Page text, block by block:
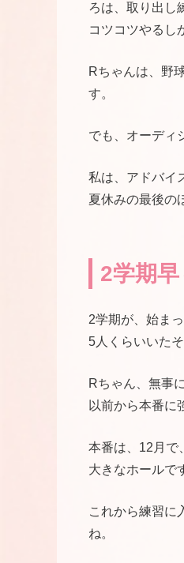
ろは、取り出し
コツコツやるし
Rちゃんは、野
す。
でも、オーディ
私は、アドバイ
夏休みの最後の
2学期
2学期が、始ま
5人くらいいたそ
Rちゃん、無事
以前から本番に
本番は、12月で
大きなホールで
これから練習に
ね。